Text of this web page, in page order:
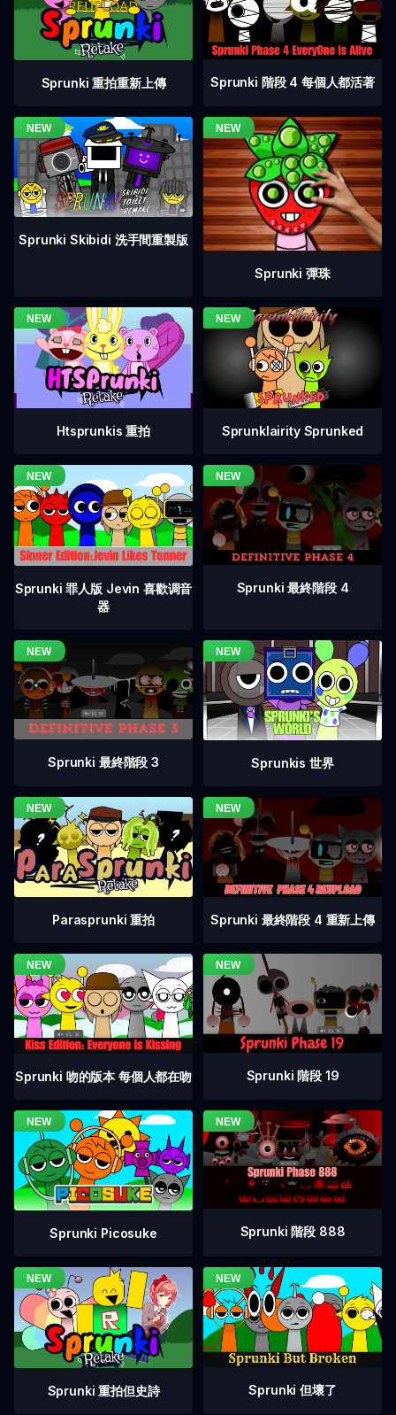
Sprunki 重拍重新上傳 Sprunki 階段 4 每個人都活著
Sprunki Skibidi 洗手間重製版
Sprunki 彈珠
Htsprunkis 重拍 Sprunklairity Sprunked
Sprunki 罪人版 Jevin 喜歡调音
器
Sprunki 最終階段 4
Sprunki 最終階段 3 Sprunkis 世界
Parasprunki 重拍 Sprunki 最終階段 4 重新上傳
Sprunki 吻的版本 每個人都在吻 Sprunki 階段 19
Sprunki Picosuke Sprunki 階段 888
Sprunki 重拍但史詩 Sprunki 但壞了